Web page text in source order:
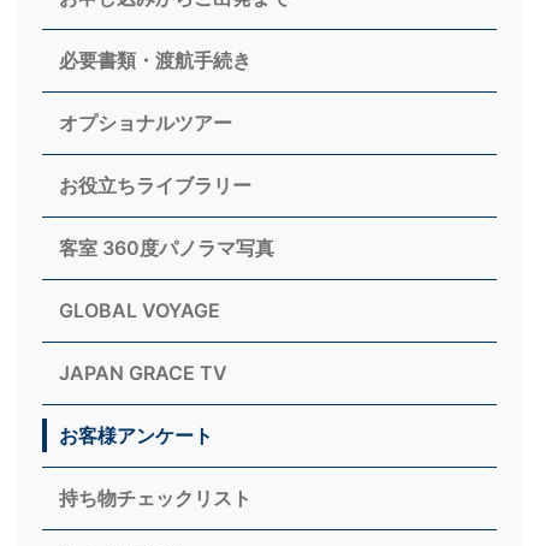
必要書類・渡航手続き
オプショナルツアー
お役立ちライブラリー
客室 360度パノラマ写真
GLOBAL VOYAGE
JAPAN GRACE TV
お客様アンケート
持ち物チェックリスト